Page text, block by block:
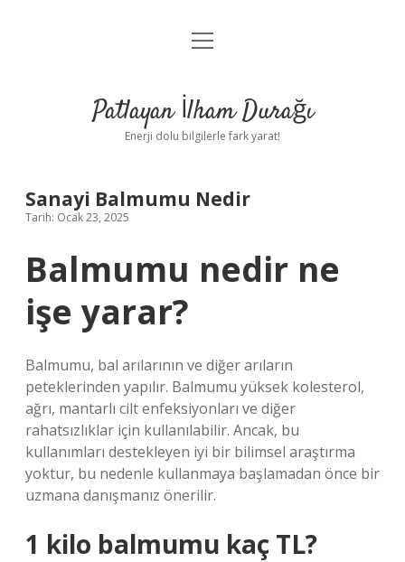
Anasayfa
Yasal Uyarı
menüyü
Patlayan İlham Durağı
Enerji dolu bilgilerle fark yarat!
Sanayi Balmumu Nedir
Tarih: Ocak 23, 2025
Balmumu nedir ne
işe yarar?
Balmumu, bal arılarının ve diğer arıların
peteklerinden yapılır. Balmumu yüksek kolesterol,
ağrı, mantarlı cilt enfeksiyonları ve diğer
rahatsızlıklar için kullanılabilir. Ancak, bu
kullanımları destekleyen iyi bir bilimsel araştırma
yoktur, bu nedenle kullanmaya başlamadan önce bir
uzmana danışmanız önerilir.
1 kilo balmumu kaç TL?